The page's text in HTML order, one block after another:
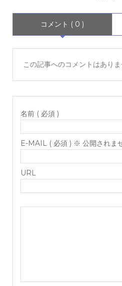
コメント ( 0 )
この記事へのコメントはありま
名前 ( 必須 )
E-MAIL ( 必須 ) ※ 公開されま
URL